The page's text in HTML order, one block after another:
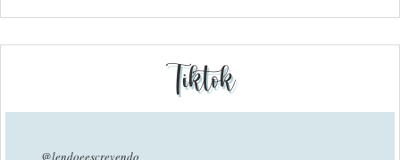
Tiktok
@lendoeescrevendo